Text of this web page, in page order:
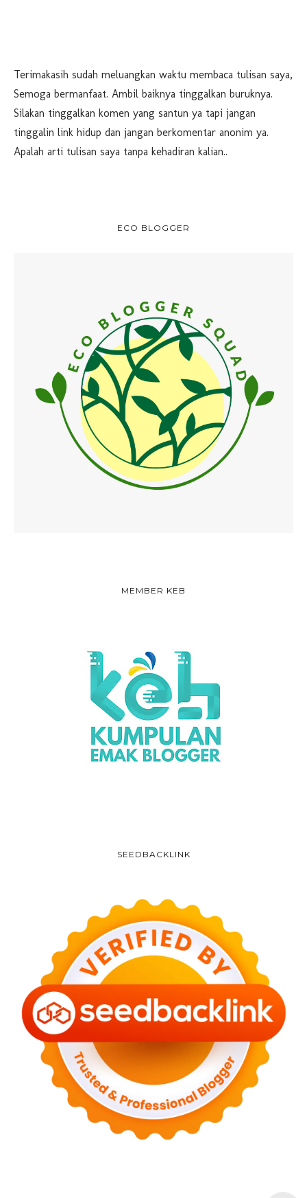
Terimakasih sudah meluangkan waktu membaca tulisan saya,
Semoga bermanfaat. Ambil baiknya tinggalkan buruknya.
Silakan tinggalkan komen yang santun ya tapi jangan
tinggalin link hidup dan jangan berkomentar anonim ya.
Apalah arti tulisan saya tanpa kehadiran kalian..
ECO BLOGGER
MEMBER KEB
SEEDBACKLINK